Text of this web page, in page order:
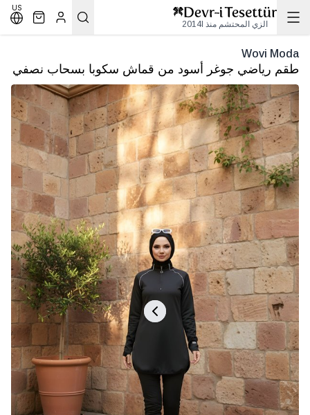
الزي المحتشم منذ 2014l
US
Wovi Moda
طقم رياضي جوغر أسود من قماش سكوبا بسحاب نصفي